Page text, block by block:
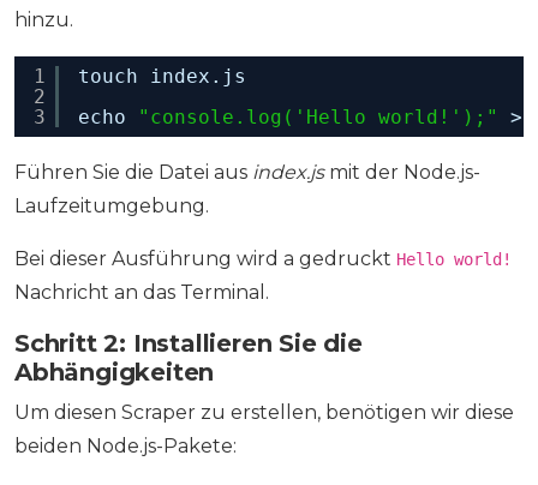
hinzu.
1
2
3
touch index.js
echo
"console.log('Hello world!');" >
Führen Sie die Datei aus index.jsmit der Node.js-
Laufzeitumgebung.
Bei dieser Ausführung wird a gedruckt Hello world!
Nachricht an das Terminal.
Schritt 2: Installieren Sie die
Abhängigkeiten
Um diesen Scraper zu erstellen, benötigen wir diese
beiden Node.js-Pakete: